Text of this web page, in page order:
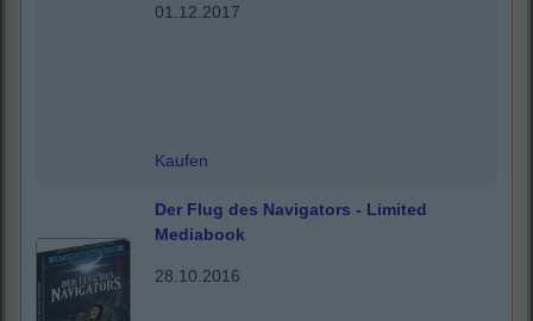
01.12.2017
Kaufen
Der Flug des Navigators - Limited
Mediabook
28.10.2016